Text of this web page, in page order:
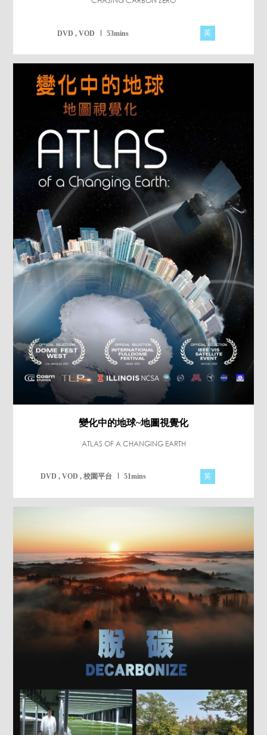
DVD , VOD 53mins 英
變化中的地球~地圖視覺化
ATLAS OF A CHANGING EARTH
DVD , VOD , 校園平台 51mins 英